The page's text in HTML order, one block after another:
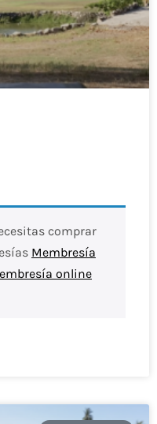
comprar
Membresía
online